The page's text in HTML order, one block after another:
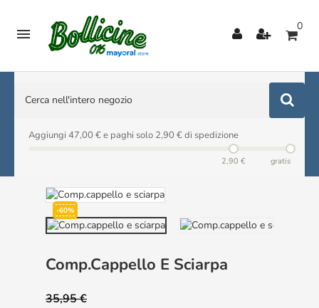
 0
Aggiungi 47,00 € e paghi solo 2,90 € di spedizione
2,90 € gratis
-60%
Comp.cappello E Sciarpa
35,95 €